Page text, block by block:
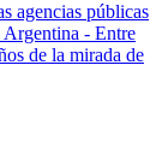
agencias públicas
Argentina - Entre
de la mirada de